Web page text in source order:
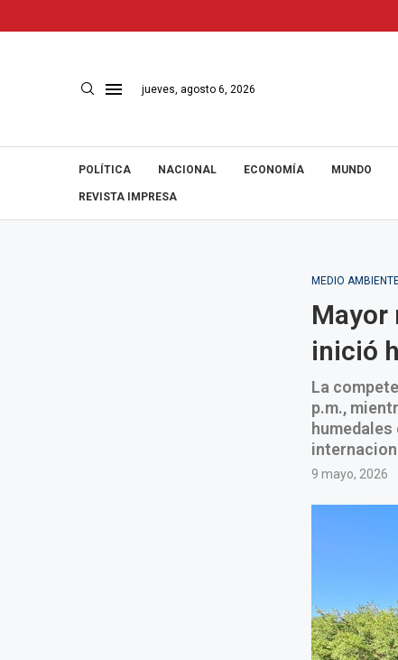
jueves, agosto 6, 2026
POLÍTICA NACIONAL ECONOMÍA MUNDO
REVISTA IMPRESA
MEDIO
Mayor
inició
La
p.m.,
9 mayo, 2026